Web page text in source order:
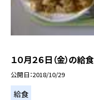
１０月２６日（金）の給食
公開日 2018/10/29
給食